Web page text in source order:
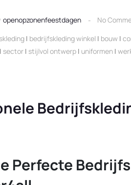
openopzonenfeestdagen No
| bedrijfskleding winkel | bouw |
| sector | stijlvol ontwerp | uniformen |
Perfecte